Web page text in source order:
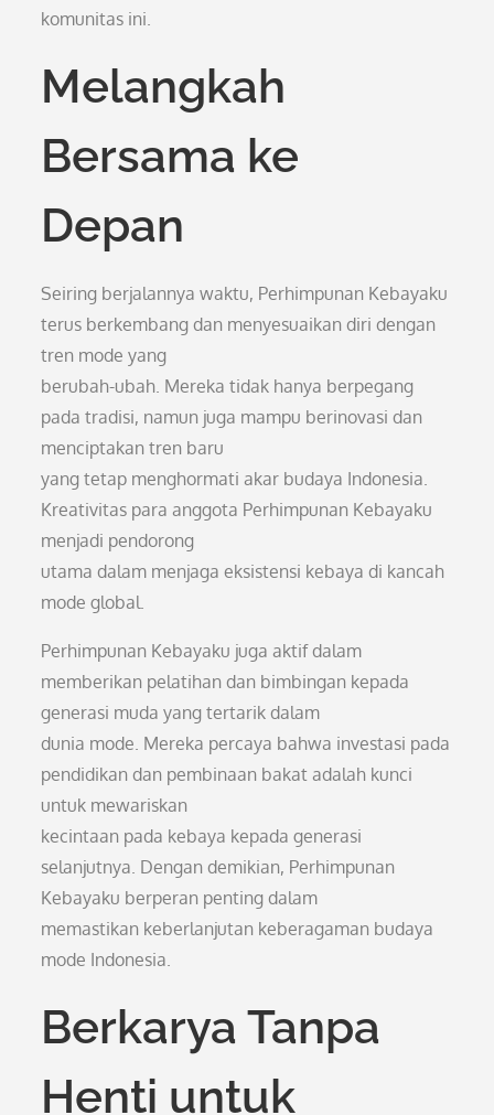
komunitas ini.
Melangkah
Bersama ke
Depan
Seiring berjalannya waktu, Perhimpunan Kebayaku
terus berkembang dan menyesuaikan diri dengan
tren mode yang
berubah-ubah. Mereka tidak hanya berpegang
pada tradisi, namun juga mampu berinovasi dan
menciptakan tren baru
yang tetap menghormati akar budaya Indonesia.
Kreativitas para anggota Perhimpunan Kebayaku
menjadi pendorong
utama dalam menjaga eksistensi kebaya di kancah
mode global.
Perhimpunan Kebayaku juga aktif dalam
memberikan pelatihan dan bimbingan kepada
generasi muda yang tertarik dalam
dunia mode. Mereka percaya bahwa investasi pada
pendidikan dan pembinaan bakat adalah kunci
untuk mewariskan
kecintaan pada kebaya kepada generasi
selanjutnya. Dengan demikian, Perhimpunan
Kebayaku berperan penting dalam
memastikan keberlanjutan keberagaman budaya
mode Indonesia.
Berkarya Tanpa
Henti untuk